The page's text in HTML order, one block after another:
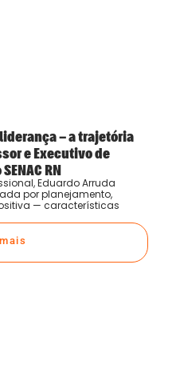
– a trajetória
e Executivo de
RN
Eduardo Arruda
por planejamento,
— características